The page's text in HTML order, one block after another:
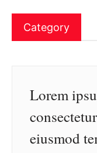
Category
Lorem
eiusmod